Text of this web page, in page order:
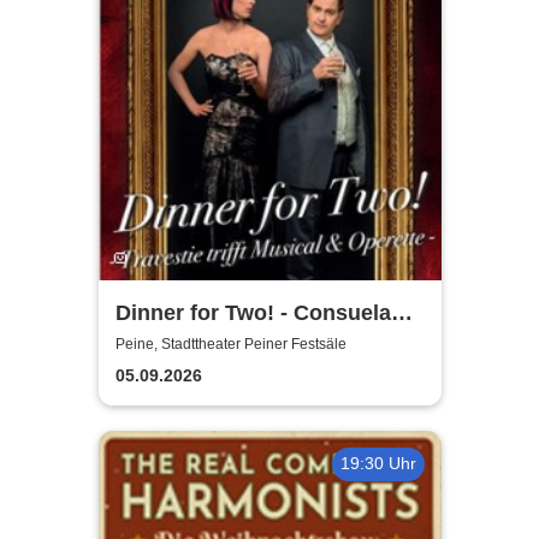
Dinner for Two! - Consuela
Grand & Helge Thomas
Peine, Stadttheater Peiner Festsäle
05.09.2026
19:30 Uhr